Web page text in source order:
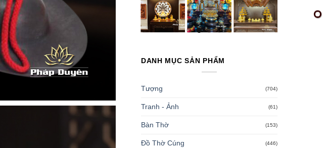
DANH MỤC SẢN PHẨM
Tượng (704)
Tranh - Ảnh (61)
Bàn Thờ (153)
Đồ Thờ Cúng (446)